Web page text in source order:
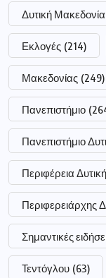
Δυτική Μακεδονία
Εκλογές (214)
Μακεδονίας (249)
Πανεπιστήμιο
Πανεπιστήμιο
Περιφέρεια
Περιφερειάρχης
Σημαντικές
Τεντόγλου (63)